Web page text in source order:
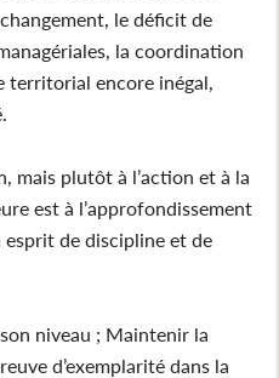
le déficit de
la coordination
territorial encore inégal,
mais plutôt à l’action et à la
est à l’approfondissement
de discipline et de
niveau ; Maintenir la
d’exemplarité dans la